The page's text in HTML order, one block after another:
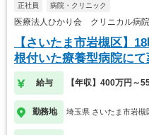
正社員 病院・クリニック
医療法人ひかり会 クリニカル病
【さいたま市岩槻区】
根付いた療養型病院にて
給与 【年収】400万円～
勤務地 埼玉県 さいたま市岩槻